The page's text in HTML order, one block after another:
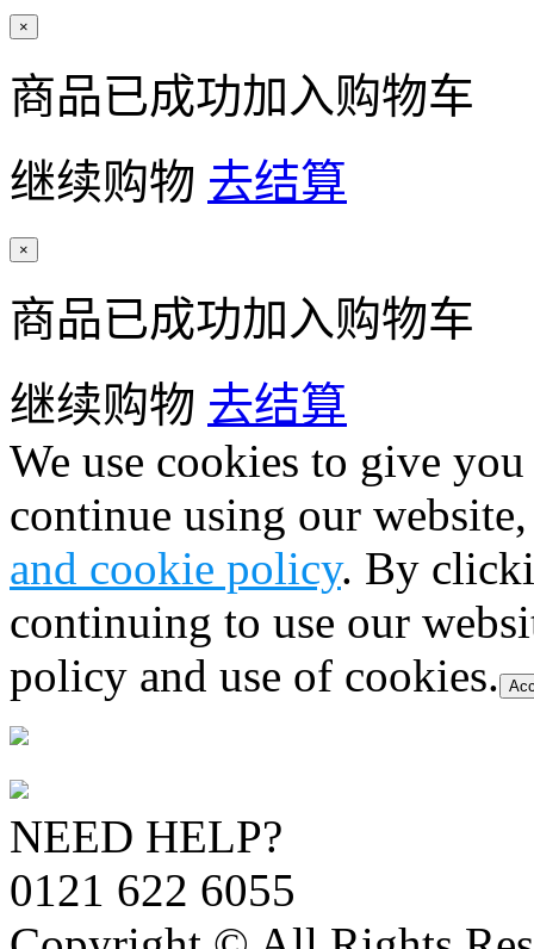
×
商品已成功加入购物车
继续购物 去结算
×
商品已成功加入购物车
继续购物 去结算
We use cookies to give
continue using our
and cookie policy. By
continuing to use our
policy and use of cookies.
NEED HELP?
0121 622 6055